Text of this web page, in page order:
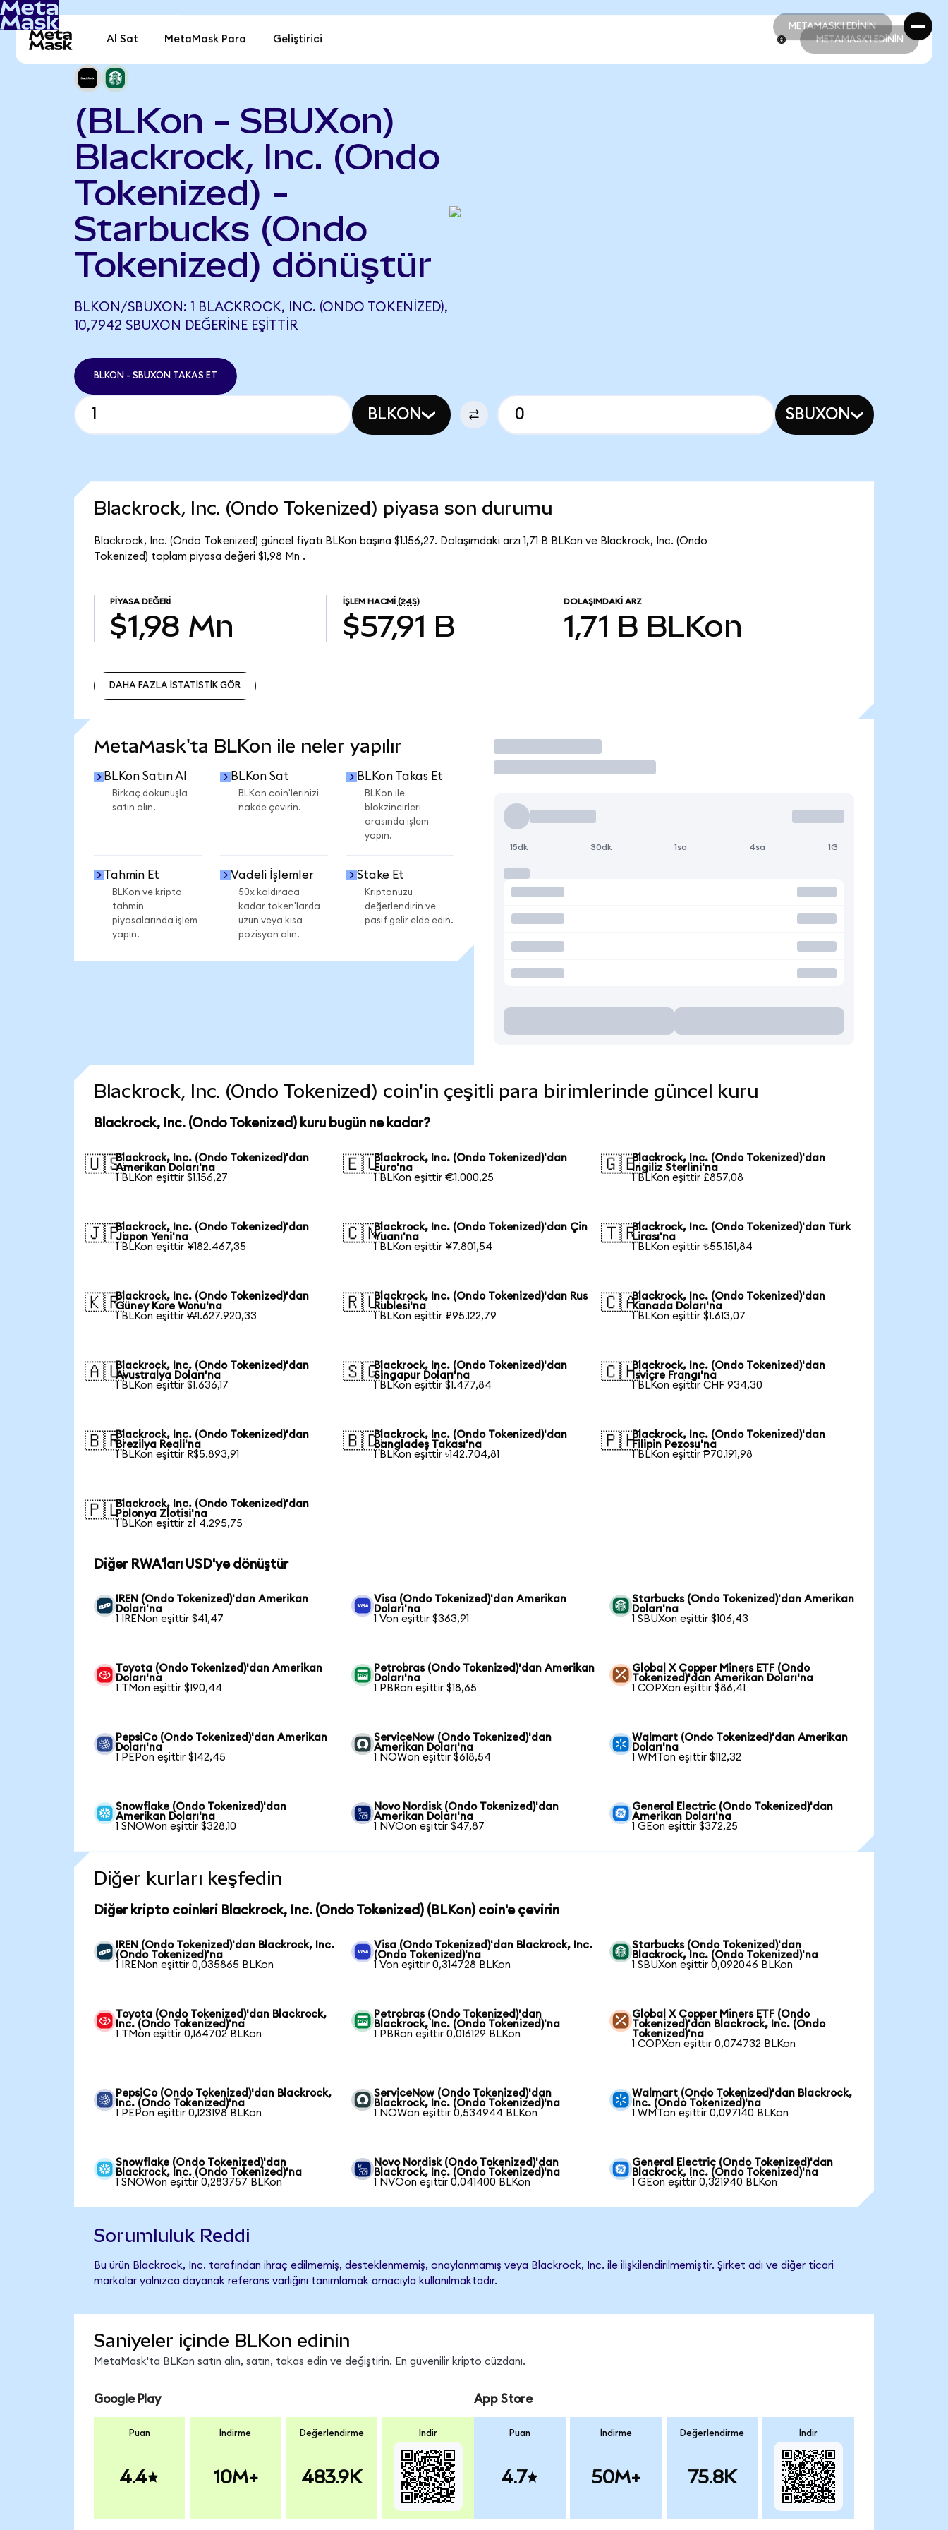
METAMASK'I EDİNİN
METAMASK'I EDİNİN
Al Sat MetaMask Para Geliştirici METAMASK'I EDİNİN
(BLKon - SBUXon)
Blackrock, Inc. (Ondo
Tokenized) -
Starbucks (Ondo
Tokenized) dönüştür
BLKON/SBUXON: 1 BLACKROCK, INC. (ONDO TOKENIZED),
10,7942 SBUXON DEĞERINE EŞITTIR
BLKON - SBUXON TAKAS ET
BLKON SBUXON
Blackrock, Inc. (Ondo Tokenized) piyasa son durumu
Blackrock, Inc. (Ondo Tokenized) güncel fiyatı BLKon başına $1.156,27. Dolaşımdaki arzı 1,71 B BLKon ve Blackrock, Inc. (Ondo
Tokenized) toplam piyasa değeri $1,98 Mn .
PIYASA DEĞERI
$1,98 Mn
İŞLEM HACMI (24S)
$57,91 B
DOLAŞIMDAKI ARZ
1,71 B BLKon
DAHA FAZLA İSTATİSTİK GÖR
MetaMask'ta BLKon ile neler yapılır
BLKon Satın Al
Birkaç dokunuşla
satın alın.
BLKon Sat
BLKon coin'lerinizi
nakde çevirin.
BLKon Takas Et
BLKon ile
blokzincirleri
arasında işlem
yapın.
Tahmin Et
BLKon ve kripto
tahmin
piyasalarında işlem
yapın.
Vadeli İşlemler
50x kaldıraca
kadar token'larda
uzun veya kısa
pozisyon alın.
Stake Et
Kriptonuzu
değerlendirin ve
pasif gelir elde edin.
İşlem Yap
15dk 30dk 1sa 4sa 1G
Blackrock, Inc. (Ondo Tokenized) coin'in çeşitli para birimlerinde güncel kuru
Blackrock, Inc. (Ondo Tokenized) kuru bugün ne kadar?
🇺🇸Blackrock, Inc. (Ondo Tokenized)'dan
Amerikan Doları'na
1 BLKon eşittir $1.156,27
🇪🇺Blackrock, Inc. (Ondo Tokenized)'dan
Euro'na
1 BLKon eşittir €1.000,25
🇬🇧Blackrock, Inc. (Ondo Tokenized)'dan
İngiliz Sterlini'na
1 BLKon eşittir £857,08
🇯🇵Blackrock, Inc. (Ondo Tokenized)'dan
Japon Yeni'na
1 BLKon eşittir ¥182.467,35
🇨🇳Blackrock, Inc. (Ondo Tokenized)'dan Çin
Yuanı'na
1 BLKon eşittir ¥7.801,54
🇹🇷Blackrock, Inc. (Ondo Tokenized)'dan Türk
Lirası'na
1 BLKon eşittir ₺55.151,84
🇰🇷Blackrock, Inc. (Ondo Tokenized)'dan
Güney Kore Wonu'na
1 BLKon eşittir ₩1.627.920,33
🇷🇺Blackrock, Inc. (Ondo Tokenized)'dan Rus
Rublesi'na
1 BLKon eşittir ₽95.122,79
🇨🇦Blackrock, Inc. (Ondo Tokenized)'dan
Kanada Doları'na
1 BLKon eşittir $1.613,07
🇦🇺Blackrock, Inc. (Ondo Tokenized)'dan
Avustralya Doları'na
1 BLKon eşittir $1.636,17
🇸🇬Blackrock, Inc. (Ondo Tokenized)'dan
Singapur Doları'na
1 BLKon eşittir $1.477,84
🇨🇭Blackrock, Inc. (Ondo Tokenized)'dan
İsviçre Frangı'na
1 BLKon eşittir CHF 934,30
🇧🇷Blackrock, Inc. (Ondo Tokenized)'dan
Brezilya Reali'na
1 BLKon eşittir R$5.893,91
🇧🇩Blackrock, Inc. (Ondo Tokenized)'dan
Bangladeş Takası'na
1 BLKon eşittir ৳142.704,81
🇵🇭Blackrock, Inc. (Ondo Tokenized)'dan
Filipin Pezosu'na
1 BLKon eşittir ₱70.191,98
🇵🇱Blackrock, Inc. (Ondo Tokenized)'dan
Polonya Zlotisi'na
1 BLKon eşittir zł 4.295,75
Diğer RWA'ları USD'ye dönüştür
IREN (Ondo Tokenized)'dan Amerikan
Doları'na
1 IRENon eşittir $41,47
Visa (Ondo Tokenized)'dan Amerikan
Doları'na
1 Von eşittir $363,91
Starbucks (Ondo Tokenized)'dan Amerikan
Doları'na
1 SBUXon eşittir $106,43
Toyota (Ondo Tokenized)'dan Amerikan
Doları'na
1 TMon eşittir $190,44
Petrobras (Ondo Tokenized)'dan Amerikan
Doları'na
1 PBRon eşittir $18,65
Global X Copper Miners ETF (Ondo
Tokenized)'dan Amerikan Doları'na
1 COPXon eşittir $86,41
PepsiCo (Ondo Tokenized)'dan Amerikan
Doları'na
1 PEPon eşittir $142,45
ServiceNow (Ondo Tokenized)'dan
Amerikan Doları'na
1 NOWon eşittir $618,54
Walmart (Ondo Tokenized)'dan Amerikan
Doları'na
1 WMTon eşittir $112,32
Snowflake (Ondo Tokenized)'dan
Amerikan Doları'na
1 SNOWon eşittir $328,10
Novo Nordisk (Ondo Tokenized)'dan
Amerikan Doları'na
1 NVOon eşittir $47,87
General Electric (Ondo Tokenized)'dan
Amerikan Doları'na
1 GEon eşittir $372,25
Diğer kurları keşfedin
Diğer kripto coinleri Blackrock, Inc. (Ondo Tokenized) (BLKon) coin'e çevirin
IREN (Ondo Tokenized)'dan Blackrock, Inc.
(Ondo Tokenized)'na
1 IRENon eşittir 0,035865 BLKon
Visa (Ondo Tokenized)'dan Blackrock, Inc.
(Ondo Tokenized)'na
1 Von eşittir 0,314728 BLKon
Starbucks (Ondo Tokenized)'dan
Blackrock, Inc. (Ondo Tokenized)'na
1 SBUXon eşittir 0,092046 BLKon
Toyota (Ondo Tokenized)'dan Blackrock,
Inc. (Ondo Tokenized)'na
1 TMon eşittir 0,164702 BLKon
Petrobras (Ondo Tokenized)'dan
Blackrock, Inc. (Ondo Tokenized)'na
1 PBRon eşittir 0,016129 BLKon
Global X Copper Miners ETF (Ondo
Tokenized)'dan Blackrock, Inc. (Ondo
Tokenized)'na
1 COPXon eşittir 0,074732 BLKon
PepsiCo (Ondo Tokenized)'dan Blackrock,
Inc. (Ondo Tokenized)'na
1 PEPon eşittir 0,123198 BLKon
ServiceNow (Ondo Tokenized)'dan
Blackrock, Inc. (Ondo Tokenized)'na
1 NOWon eşittir 0,534944 BLKon
Walmart (Ondo Tokenized)'dan Blackrock,
Inc. (Ondo Tokenized)'na
1 WMTon eşittir 0,097140 BLKon
Snowflake (Ondo Tokenized)'dan
Blackrock, Inc. (Ondo Tokenized)'na
1 SNOWon eşittir 0,283757 BLKon
Novo Nordisk (Ondo Tokenized)'dan
Blackrock, Inc. (Ondo Tokenized)'na
1 NVOon eşittir 0,041400 BLKon
General Electric (Ondo Tokenized)'dan
Blackrock, Inc. (Ondo Tokenized)'na
1 GEon eşittir 0,321940 BLKon
Sorumluluk Reddi
Bu ürün Blackrock, Inc. tarafından ihraç edilmemiş, desteklenmemiş, onaylanmamış veya Blackrock, Inc. ile ilişkilendirilmemiştir. Şirket adı ve diğer ticari
markalar yalnızca dayanak referans varlığını tanımlamak amacıyla kullanılmaktadır.
Saniyeler içinde BLKon edinin
MetaMask'ta BLKon satın alın, satın, takas edin ve değiştirin. En güvenilir kripto cüzdanı.
Google Play
Puan
4.4
İndirme
10M+
Değerlendirme
483.9K
İndir
App Store
Puan
4.7
İndirme
50M+
Değerlendirme
75.8K
İndir